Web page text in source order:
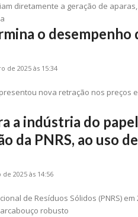
diretamente a geração de
o desempenho
de 2025 às 15:34
nova retração nos preços
a indústria do
da PNRS, ao uso
2025 às 14:56
de Resíduos Sólidos (PNRS)
robusto